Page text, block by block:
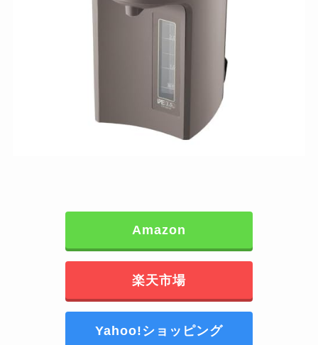
Amazon
楽天市場
Yahoo!ショッピング